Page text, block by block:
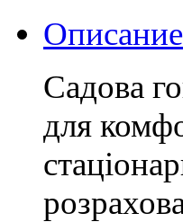
Описание
Садова
для